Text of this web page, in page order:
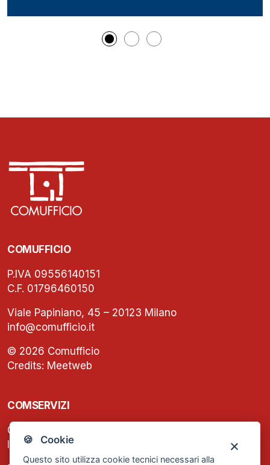
🍪 Cookie
Questo sito utilizza cookie tecnici necessari alla
COMUFFICIO
P.IVA 09556140151
C.F. 01796460150
Viale Papiniano, 45 – 20123 Milano
info@comufficio.it
© 2026 Comufficio
Credits: Meetweb
COMSERVIZI
C.F. e P.IVA: 13474420158
Iscrizione REA Milano n. 1656740